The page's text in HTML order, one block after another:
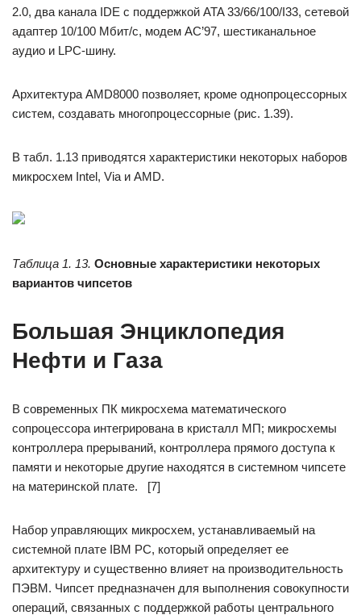
2.0, два канала IDE с поддержкой ATA 33/66/100/I33, сетевой
адаптер 10/100 Мбит/с, модем АС’97, шестиканальное
аудио и LPC-шину.
Архитектура AMD8000 позволяет, кроме однопроцессорных
систем, создавать многопроцессорные (рис. 1.39).
В табл. 1.13 приводятся характеристики некоторых наборов
микросхем Intel, Via и AMD.
Таблица 1. 13. Основные характеристики некоторых
вариантов чипсетов
Большая Энциклопедия
Нефти и Газа
В современных ПК микросхема математического
сопроцессора интегрирована в кристалл МП; микросхемы
контроллера прерываний, контроллера прямого доступа к
памяти и некоторые другие находятся в системном чипсете
на материнской плате. [7]
Набор управляющих микросхем, устанавливаемый на
системной плате IBM PC, который определяет ее
архитектуру и существенно влияет на производительность
ПЭВМ. Чипсет предназначен для выполнения совокупности
операций, связанных с поддержкой работы центрального